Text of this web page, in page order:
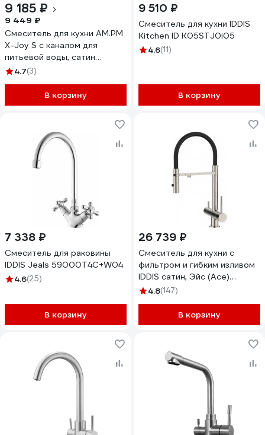
9 185 ₽
9 449 ₽
Смеситель для кухни AM.PM
X-Joy S с каналом для
питьевой воды, сатин
F85B07711
4.7(3)
В корзину
9 510 ₽
Смеситель для кухни IDDIS
Kitchen ID K05STJ0i05
4.6(11)
В корзину
7 338 ₽
Смеситель для раковины
IDDIS Jeals 59000T4C+W04
4.6(25)
В корзину
26 739 ₽
Смеситель для кухни с
фильтром и гибким изливом
IDDIS сатин, Эйс (Ace)
ACEBNFFi05
4.8(147)
В корзину